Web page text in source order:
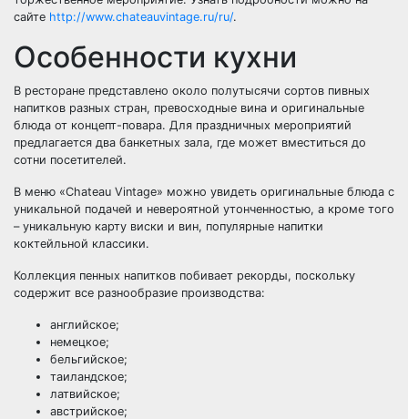
сайте http://www.chateauvintage.ru/ru/.
Особенности кухни
В ресторане представлено около полутысячи сортов пивных
напитков разных стран, превосходные вина и оригинальные
блюда от концепт-повара. Для праздничных мероприятий
предлагается два банкетных зала, где может вместиться до
сотни посетителей.
В меню «Chateau Vintage» можно увидеть оригинальные блюда с
уникальной подачей и невероятной утонченностью, а кроме того
– уникальную карту виски и вин, популярные напитки
коктейльной классики.
Коллекция пенных напитков побивает рекорды, поскольку
содержит все разнообразие производства:
английское;
немецкое;
бельгийское;
таиландское;
латвийское;
австрийское;